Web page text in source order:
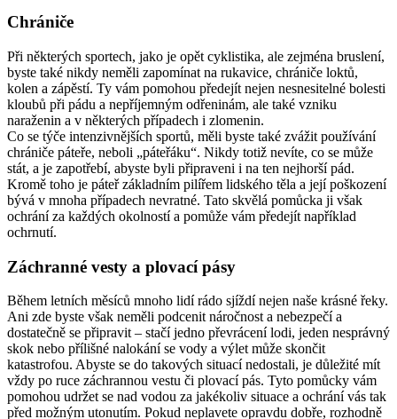
Chrániče
Při některých sportech, jako je opět cyklistika, ale zejména bruslení,
byste také nikdy neměli zapomínat na rukavice, chrániče loktů,
kolen a zápěstí. Ty vám pomohou předejít nejen nesnesitelné bolesti
kloubů při pádu a nepříjemným odřeninám, ale také vzniku
naraženin a v některých případech i zlomenin.
Co se týče intenzivnějších sportů, měli byste také zvážit používání
chrániče páteře, neboli „páteřáku“. Nikdy totiž nevíte, co se může
stát, a je zapotřebí, abyste byli připraveni i na ten nejhorší pád.
Kromě toho je páteř základním pilířem lidského těla a její poškození
bývá v mnoha případech nevratné. Tato skvělá pomůcka ji však
ochrání za každých okolností a pomůže vám předejít například
ochrnutí.
Záchranné vesty a plovací pásy
Během letních měsíců mnoho lidí rádo sjíždí nejen naše krásné řeky.
Ani zde byste však neměli podcenit náročnost a nebezpečí a
dostatečně se připravit – stačí jedno převrácení lodi, jeden nesprávný
skok nebo přílišné nalokání se vody a výlet může skončit
katastrofou. Abyste se do takových situací nedostali, je důležité mít
vždy po ruce záchrannou vestu či plovací pás. Tyto pomůcky vám
pomohou udržet se nad vodou za jakékoliv situace a ochrání vás tak
před možným utonutím. Pokud neplavete opravdu dobře, rozhodně